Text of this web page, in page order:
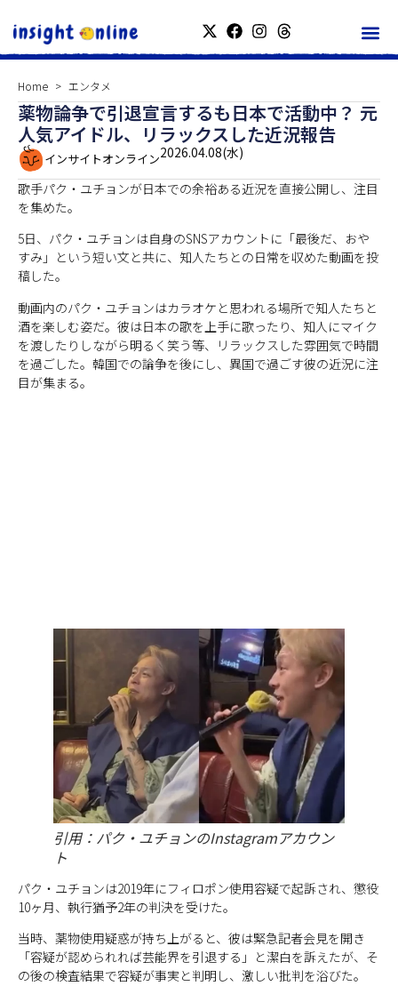
Home エンタメ
薬物論争で引退宣言するも日本で活動中？ 元
人気アイドル、リラックスした近況報告
インサイトオンライン2026.04.08(水)
歌手パク・ユチョンが日本での余裕ある近況を直接公開し、注目
を集めた。
5日、パク・ユチョンは自身のSNSアカウントに「最後だ、おや
すみ」という短い文と共に、知人たちとの日常を収めた動画を投
稿した。
動画内のパク・ユチョンはカラオケと思われる場所で知人たちと
酒を楽しむ姿だ。彼は日本の歌を上手に歌ったり、知人にマイク
を渡したりしながら明るく笑う等、リラックスした雰囲気で時間
を過ごした。韓国での論争を後にし、異国で過ごす彼の近況に注
目が集まる。
引用：パク・ユチョンのInstagramアカウン
ト
パク・ユチョンは2019年にフィロポン使用容疑で起訴され、懲役
10ヶ月、執行猶予2年の判決を受けた。
当時、薬物使用疑惑が持ち上がると、彼は緊急記者会見を開き
「容疑が認められれば芸能界を引退する」と潔白を訴えたが、そ
の後の検査結果で容疑が事実と判明し、激しい批判を浴びた。